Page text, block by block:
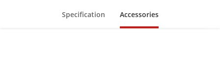
Specification Accessories